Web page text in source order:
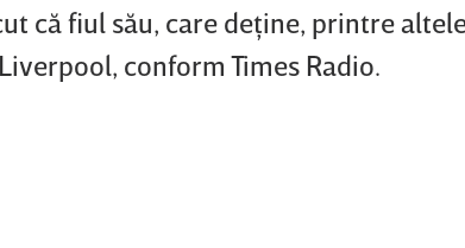
că fiul său, care deţine, printre
conform Times Radio.